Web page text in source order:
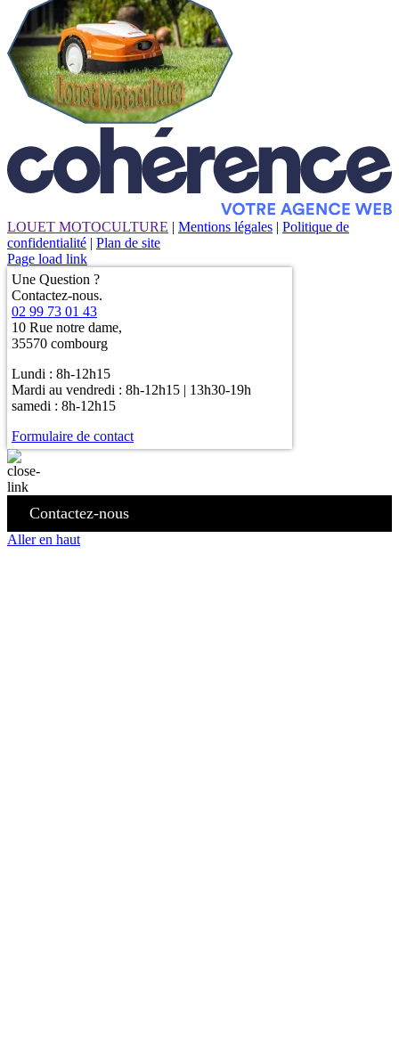
LOUET MOTOCULTURE | Mentions légales | Politique de
confidentialité | Plan de site
Page load link
Une Question ?
Contactez-nous.
02 99 73 01 43
10 Rue notre dame,
35570 combourg
Lundi : 8h-12h15
Mardi au vendredi : 8h-12h15 | 13h30-19h
samedi : 8h-12h15
Formulaire de contact
Contactez-nous
Aller en haut